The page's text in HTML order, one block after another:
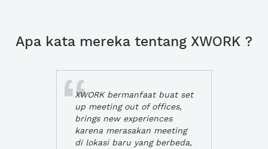
Apa kata mereka tentang XWORK ?
XWORK bermanfaat buat set
up meeting out of offices,
brings new experiences
karena merasakan meeting
di lokasi baru yang berbeda,